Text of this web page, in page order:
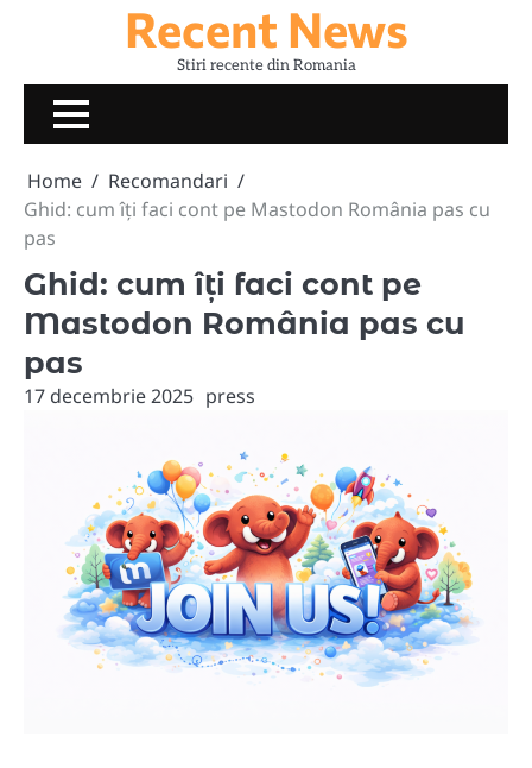
Recent News
Stiri recente din Romania
Home
Recomandari
Ghid: cum îți faci cont pe Mastodon România pas cu
pas
Ghid: cum îți faci cont pe
Mastodon România pas cu
pas
17 decembrie 2025 press